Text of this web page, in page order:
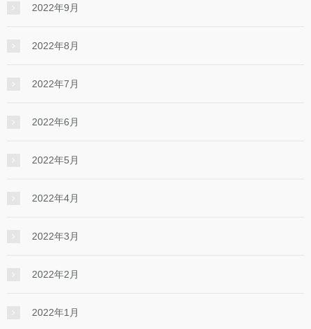
2022年9月
2022年8月
2022年7月
2022年6月
2022年5月
2022年4月
2022年3月
2022年2月
2022年1月